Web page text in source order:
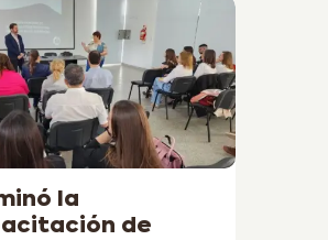
la
de